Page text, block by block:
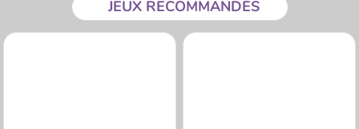
JEUX RECOMMANDÉS